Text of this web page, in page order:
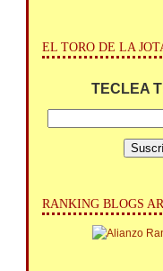
EL TORO DE LA
TECLEA
RANKING BLOGS